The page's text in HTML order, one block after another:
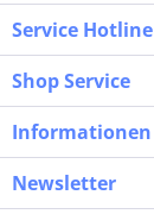
Service Hotline
Shop Service
Informationen
Newsletter